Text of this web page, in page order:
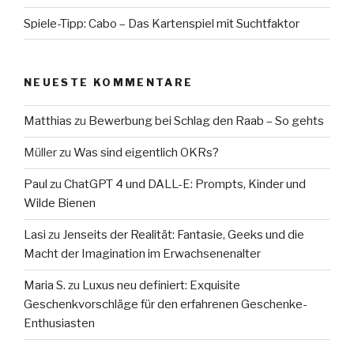
Spiele-Tipp: Cabo – Das Kartenspiel mit Suchtfaktor
NEUESTE KOMMENTARE
Matthias zu Bewerbung bei Schlag den Raab – So gehts
Müllerzu Was sind eigentlich OKRs?
Paul zu ChatGPT 4 und DALL-E: Prompts, Kinder und
Wilde Bienen
Lasi zu Jenseits der Realität: Fantasie, Geeks und die
Macht der Imagination im Erwachsenenalter
Maria S. zu Luxus neu definiert: Exquisite
Geschenkvorschläge für den erfahrenen Geschenke-
Enthusiasten